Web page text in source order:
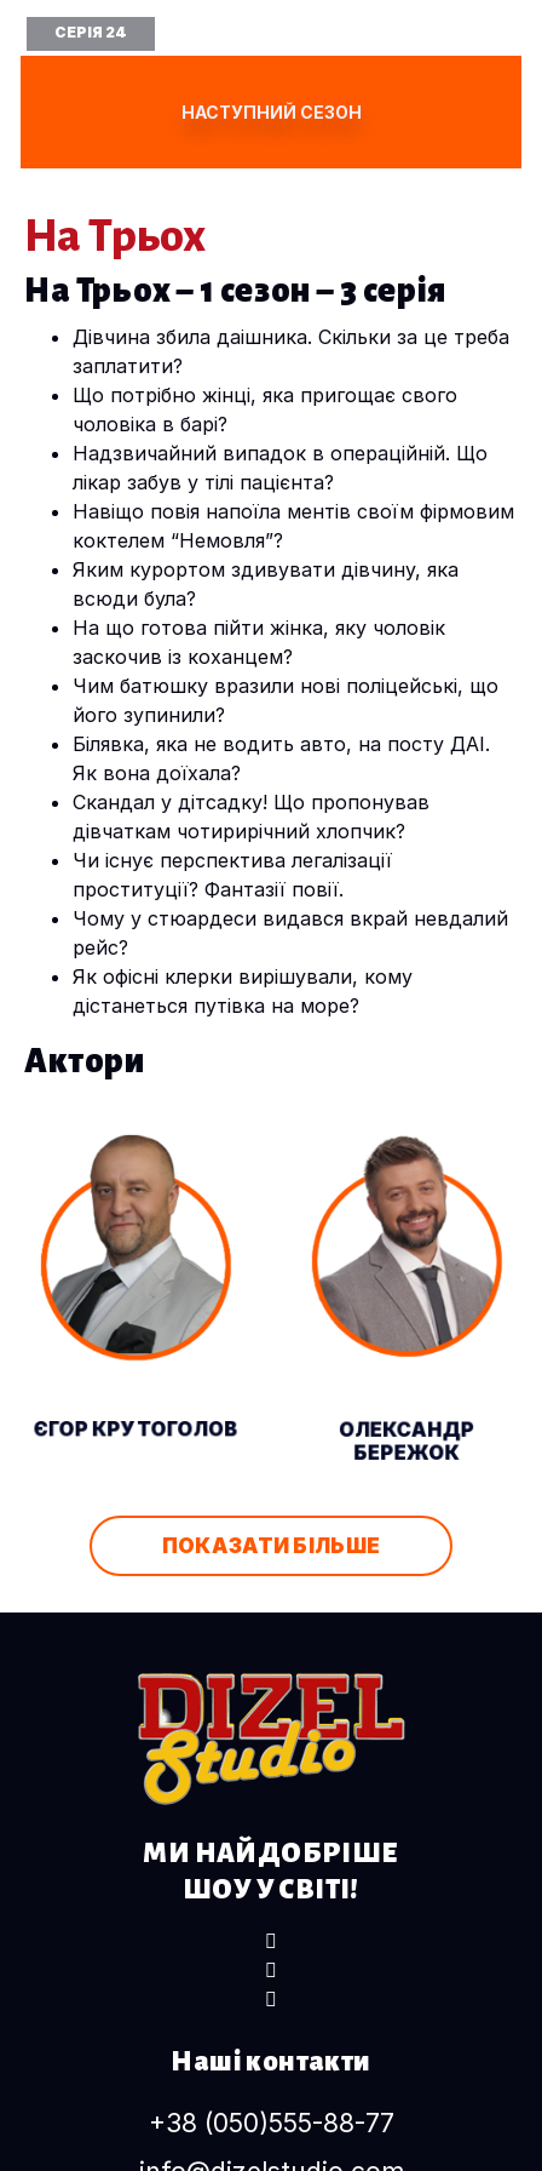
СЕРІЯ 24
НАСТУПНИЙ СЕЗОН
На Трьох
На Трьох – 1 сезон – 3 серія
Дівчина збила даішника. Скільки за це треба
заплатити?
Що потрібно жінці, яка пригощає свого
чоловіка в барі?
Надзвичайний випадок в операційній. Що
лікар забув у тілі пацієнта?
Навіщо повія напоїла ментів своїм фірмовим
коктелем “Немовля”?
Яким курортом здивувати дівчину, яка
всюди була?
На що готова пійти жінка, яку чоловік
заскочив із коханцем?
Чим батюшку вразили нові поліцейські, що
його зупинили?
Білявка, яка не водить авто, на посту ДАІ.
Як вона доїхала?
Скандал у дітсадку! Що пропонував
дівчаткам чотирирічний хлопчик?
Чи існує перспектива легалізації
проституції? Фантазії повії.
Чому у стюардеси видався вкрай невдалий
рейс?
Як офісні клерки вирішували, кому
дістанеться путівка на море?
Актори
ЄГОР КРУТОГОЛОВ
ОЛЕКСАНДР
БЕРЕЖОК
ПОКАЗАТИ БІЛЬШЕ
МИ НАЙДОБРІШЕ
ШОУ У СВІТІ!
Наші контакти
+38 (050)555-88-77